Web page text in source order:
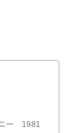
ー 1981